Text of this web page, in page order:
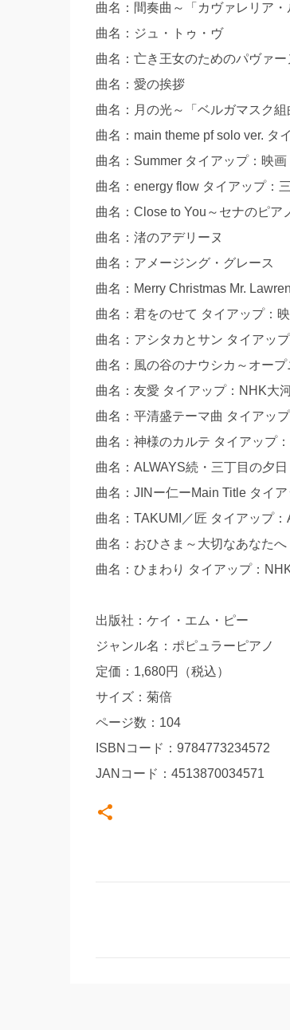
曲名：間奏曲～「カヴァレリア・
曲名：ジュ・トゥ・ヴ
曲名：亡き王女のためのパヴァー
曲名：愛の挨拶
曲名：月の光～「ベルガマスク組
曲名：main theme pf solo ver. タ
曲名：Summer タイアップ：映
曲名：energy flow タイアップ：
曲名：Close to You～セナのピア
曲名：渚のアデリーヌ
曲名：アメージング・グレース
曲名：Merry Christmas Mr.
曲名：君をのせて タイアップ：
曲名：アシタカとサン タイアッ
曲名：風の谷のナウシカ～オー
曲名：友愛 タイアップ：NHK大
曲名：平清盛テーマ曲 タイアッ
曲名：神様のカルテ タイアップ
曲名：ALWAYS続・三丁目の夕
曲名：JINー仁ーMain Title タイ
曲名：TAKUMI／匠 タイアップ
曲名：おひさま～大切なあなた
曲名：ひまわり タイアップ：
出版社：ケイ・エム・ピー
ジャンル名：ポピュラーピアノ
定価：1,680円（税込）
サイズ：菊倍
ページ数：104
ISBNコード：9784773234572
JANコード：4513870034571